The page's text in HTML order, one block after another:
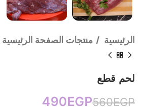
الرئيسية منتجات الصفحة الرئيسية
لحم قطع
560EGP
490EGP